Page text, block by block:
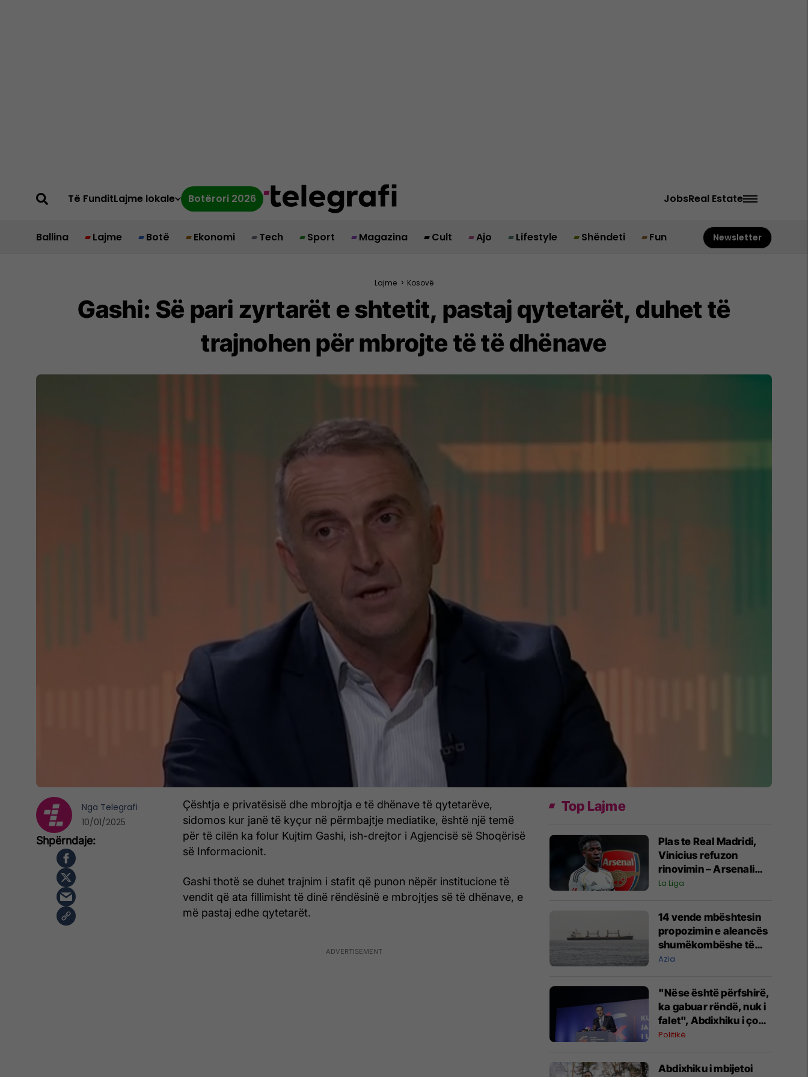
Të FunditLajme lokale Botërori 2026 JobsReal Estate
Ballina Lajme Botë Ekonomi Tech Sport Magazina Cult Ajo Lifestyle Shëndeti Fun Newsletter
Lajme > Kosovë
Gashi: Së pari zyrtarët e shtetit, pastaj qytetarët, duhet të
trajnohen për mbrojte të të dhënave
Çështja e privatësisë dhe mbrojtja e të dhënave të qytetarëve,
sidomos kur janë të kyçur në përmbajtje mediatike, është një temë
për të cilën ka folur Kujtim Gashi, ish-drejtor i Agjencisë së Shoqërisë
së Informacionit.
Gashi thotë se duhet trajnim i stafit që punon nëpër institucione të
vendit që ata fillimisht të dinë rëndësinë e mbrojtjes së të dhënave, e
më pastaj edhe qytetarët.
Nga Telegrafi
10/01/2025
Top Lajme
Plas te Real Madridi,
Vinicius refuzon
rinovimin – Arsenali
gati ofertën 140
La Liga
14 vende mbështesin
propozimin e aleancës
shumëkombëshe të
mbrojtjes detare të
Saudite
Azia
"Nëse është përfshirë,
ka gabuar rëndë, nuk i
falet", Abdixhiku i çon
“selam” Përparim
Politikë
Abdixhiku i mbijetoi